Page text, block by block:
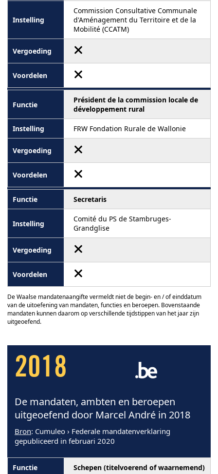
Commission Consultative Communale
d'Aménagement du Territoire et de la
Mobilité (CCATM)
Président de la commission locale de
développement rural
FRW Fondation Rurale de Wallonie
Secretaris
Comité du PS de Stambruges-
Grandglise
De Waalse mandatenaangifte vermeldt niet de begin- en / of einddatum
van de uitoefening van mandaten, functies en beroepen. Bovenstaande
mandaten kunnen daarom op verschillende tijdstippen van het jaar zijn
uitgeoefend.
2018
De mandaten, ambten en beroepen
uitgeoefend door Marcel André in 2018
Bron: Cumuleo › Federale mandatenverklaring
gepubliceerd in februari 2020
Schepen (titelvoerend of waarnemend)